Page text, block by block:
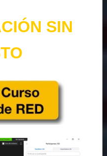
SIN